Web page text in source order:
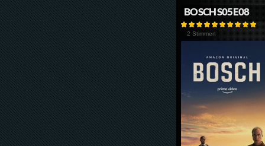
BOSCH S05E08
2 Stimmen